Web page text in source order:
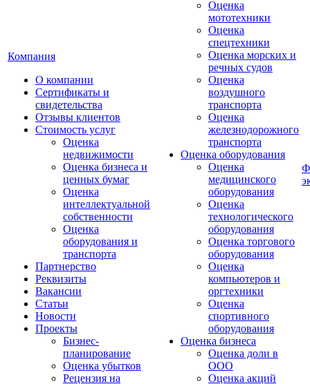
Компания
О компании
Сертификаты и
свидетельства
Отзывы клиентов
Стоимость услуг
Оценка
недвижимости
Оценка бизнеса и
ценных бумаг
Оценка
интеллектуальной
собственности
Оценка
оборудования и
транспорта
Партнерство
Реквизиты
Вакансии
Статьи
Новости
Проекты
Бизнес-
планирование
Оценка убытков
Рецензия на
Оценка
мототехники
Оценка
спецтехники
Оценка морских и
речных судов
Оценка
воздушного
транспорта
Оценка
железнодорожного
транспорта
Оценка оборудования
Оценка
медицинского
оборудования
Оценка
технологического
оборудования
Оценка торгового
оборудования
Оценка
компьютеров и
оргтехники
Оценка
спортивного
оборудования
Оценка бизнеса
Оценка доли в
ООО
Оценка акций